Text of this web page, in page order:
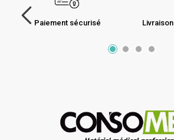
Paiement sécurisé